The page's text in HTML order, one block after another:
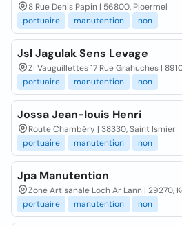
8 Rue Denis Papin | 56800, Ploermel
portuaire
manutention non
Jsl Jagulak Sens Levage
Zi Vauguillettes 17 Rue Grahuches |
portuaire
manutention non
Jossa Jean-louis Henri
Route Chambéry | 38330, Saint Ismier
portuaire
manutention non
Jpa Manutention
Zone Artisanale Loch Ar Lann | 29270,
portuaire
manutention non